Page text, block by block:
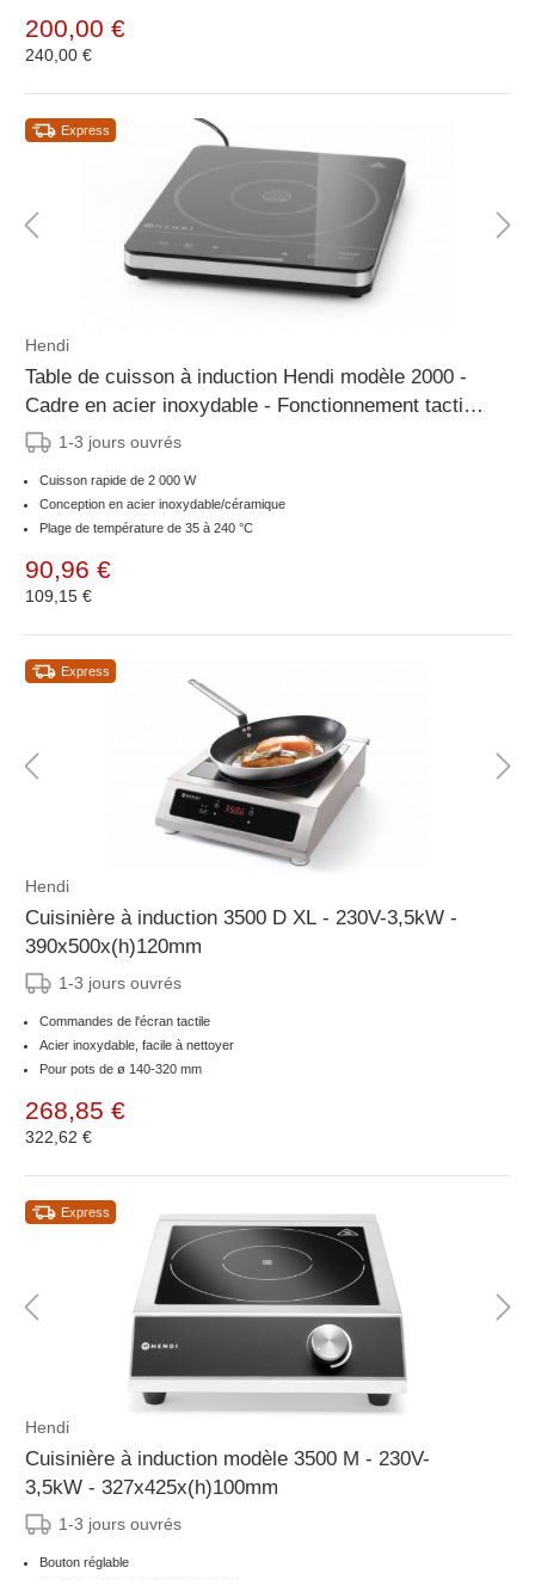
200,00 €
240,00 €
Express
Hendi
Table de cuisson à induction Hendi modèle 2000 -
Cadre en acier inoxydable - Fonctionnement tactile
- Surface en verre céramique
1-3 jours ouvrés
Cuisson rapide de 2 000 W
Conception en acier inoxydable/céramique
Plage de température de 35 à 240 °C
90,96 €
109,15 €
Express
Hendi
Cuisinière à induction 3500 D XL - 230V-3,5kW -
390x500x(h)120mm
1-3 jours ouvrés
Commandes de l'écran tactile
Acier inoxydable, facile à nettoyer
Pour pots de ø 140-320 mm
268,85 €
322,62 €
Express
Hendi
Cuisinière à induction modèle 3500 M - 230V-
3,5kW - 327x425x(h)100mm
1-3 jours ouvrés
Bouton réglable